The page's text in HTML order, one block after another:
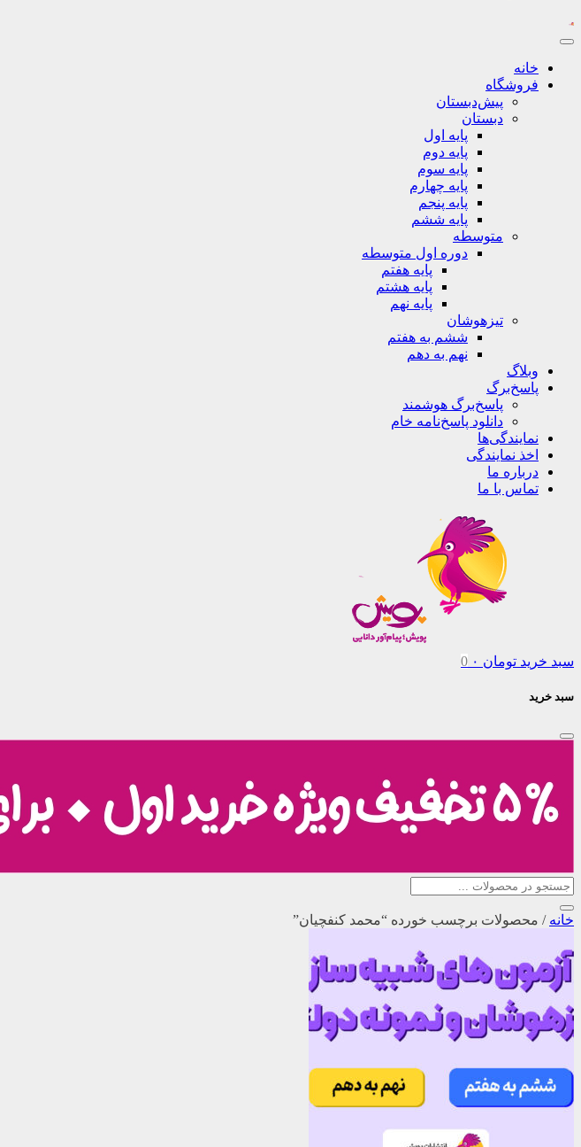
خانه
فروشگاه
پیش‌دبستان
دبستان
پایه اول
پایه دوم
پایه سوم
پایه چهارم
پایه پنجم
پایه ششم
متوسطه
دوره اول متوسطه
پایه هفتم
پایه هشتم
پایه نهم
تیزهوشان
ششم به هفتم
نهم به دهم
وبلاگ
پاسخ‌برگ
پاسخ‌برگ‌ هوشمند
دانلود پاسخ‌نامه خام
نمایندگی‌ها
اخذ نمایندگی
درباره ما
تماس با ما
سبد خرید تومان 0
سبد خرید
خانه / محصولات برچسب خورده “محمد کنفچیان”